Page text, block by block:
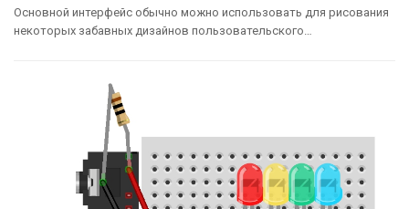
Основной интерфейс обычно можно использовать для рисования
некоторых забавных дизайнов пользовательского…